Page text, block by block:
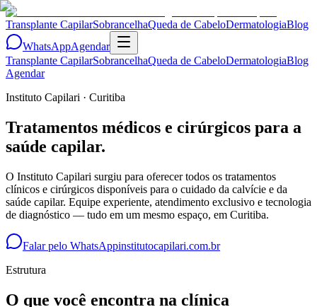
Transplante CapilarSobrancelhaQueda de CabeloDermatologiaBlog
WhatsAppAgendar
Transplante CapilarSobrancelhaQueda de CabeloDermatologiaBlog
Agendar
Instituto Capilari · Curitiba
Tratamentos médicos e cirúrgicos para a
saúde capilar.
O Instituto Capilari surgiu para oferecer todos os tratamentos
clínicos e cirúrgicos disponíveis para o cuidado da calvície e da
saúde capilar. Equipe experiente, atendimento exclusivo e tecnologia
de diagnóstico — tudo em um mesmo espaço, em Curitiba.
Falar pelo WhatsAppinstitutocapilari.com.br
Estrutura
O que você encontra na clínica